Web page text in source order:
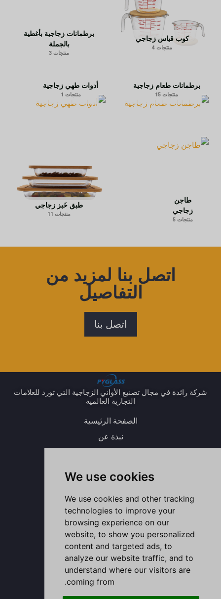
We use cookies
We use cookies and other tracking
technologies to improve your
browsing experience on our
website, to show you personalized
content and targeted ads, to
analyze our website traffic, and to
understand where our visitors are
coming from.
كوب قياس زجاجي
منتجات 4
برطمانات زجاجية بأغطية
بالجملة
منتجات 3
برطمانات طعام زجاجية
منتجات 15
أدوات طهي زجاجية
منتجات 1
طاجن
زجاجي
منتجات 5
طبق خَبز زجاجي
منتجات 11
اتصل بنا لمزيد من
التفاصيل
اتصل بنا
شركة رائدة في مجال تصنيع الأواني الزجاجية التي تورد للعلامات
التجارية العالمية
الصفحة الرئيسية
نبذة عن
اتصل بنا
و
ي
و
ي
ك
د
ن
ن
ت
ق
ا
م
ي
ب
و
-
ف
ا
س
آ
واتس آب
حاويات تخزين الزجاج السائبة
كوب زجاجي مع غطاء بالجملة